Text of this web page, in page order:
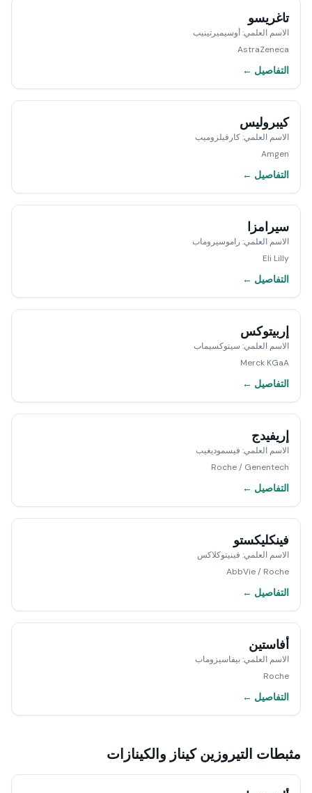
تاغريسو
الاسم العلمي:أوسيميرتينيب
AstraZeneca
التفاصيل ←
كيبروليس
الاسم العلمي:كارفيلزوميب
Amgen
التفاصيل ←
سيرامزا
الاسم العلمي: راموسيروماب
Eli Lilly
التفاصيل ←
إربيتوكس
الاسم العلمي: سيتوكسيماب
Merck KGaA
التفاصيل ←
إريفيدج
الاسم العلمي: فيسموديغيب
Roche / Genentech
التفاصيل ←
فينكليكستو
الاسم العلمي: فينيتوكلاكس
AbbVie / Roche
التفاصيل ←
أفاستين
الاسم العلمي:بيفاسيزوماب
Roche
التفاصيل ←
مثبطات التيروزين كيناز والكينازات